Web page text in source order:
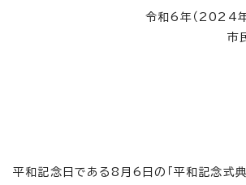
令和6年（2024年
市
平和記念日である8月6日の「平和記念式典